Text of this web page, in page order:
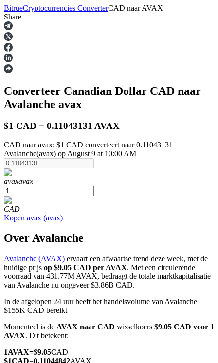
Termijncontracten
USDT-futures
Futures met USDT als onderpand
COIN-M-futures
Cryptocurrency-futures
TradFi
Derivaten voor aandelen, forex, edelmetalen en grondstoffen
BitrueCryptocurrencies ConverterCAD naar AVAX
Share
Converteer Canadian Dollar CAD naar
Avalanche avax
$1 CAD = 0.11043131 AVAX
CAD naar avax: $1 CAD converteert naar 0.11043131
Avalanche(avax) op August 9 at 10:00 AM
avaxavax
CAD
Kopen avax (avax)
Over Avalanche
Avalanche (AVAX) ervaart een afwaartse trend deze week, met de
huidige prijs op $9.05 CAD per AVAX. Met een circulerende
voorraad van 431.77M AVAX, bedraagt de totale marktkapitalisatie
van Avalanche nu ongeveer $3.86B CAD.
In de afgelopen 24 uur heeft het handelsvolume van Avalanche
$155K CAD bereikt
Momenteel is de AVAX naar CAD wisselkoers $9.05 CAD voor 1
AVAX. Dit betekent:
1AVAX=$9.05CAD
$1CAD=0.11044842AVAX